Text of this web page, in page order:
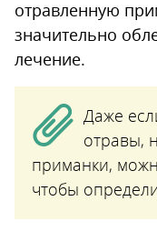
отравленную
значительно
лечение.
Даже
отравы,
приманки,
чтобы